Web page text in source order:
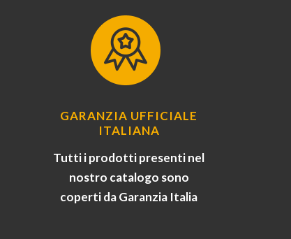
GARANZIA UFFICIALE
ITALIANA
Tutti i prodotti presenti nel
nostro catalogo sono
coperti da Garanzia Italia